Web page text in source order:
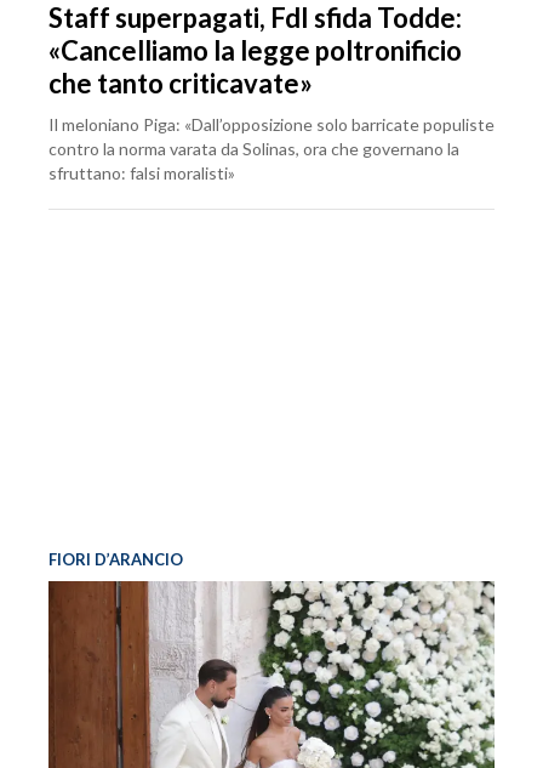
Staff superpagati, FdI sfida Todde:
«Cancelliamo la legge poltronificio
che tanto criticavate»
Il meloniano Piga: «Dall’opposizione solo barricate populiste
contro la norma varata da Solinas, ora che governano la
sfruttano: falsi moralisti»
FIORI D’ARANCIO